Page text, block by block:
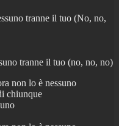
tranne il tuo (No, no,
tranne il tuo (no, no, no)
non lo è nessuno
chiunque